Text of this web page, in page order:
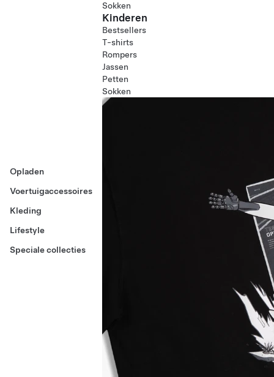
Opladen
Voertuigaccessoires
Kleding
Lifestyle
Speciale collecties
Sokken
Kinderen
Bestsellers
T-shirts
Rompers
Jassen
Petten
Sokken